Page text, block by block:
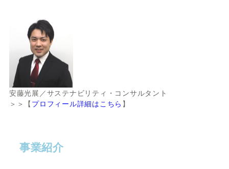
安藤光展／サステナビリティ・コンサルタント
＞＞【 プロフィール詳細はこちら 】
事業紹介